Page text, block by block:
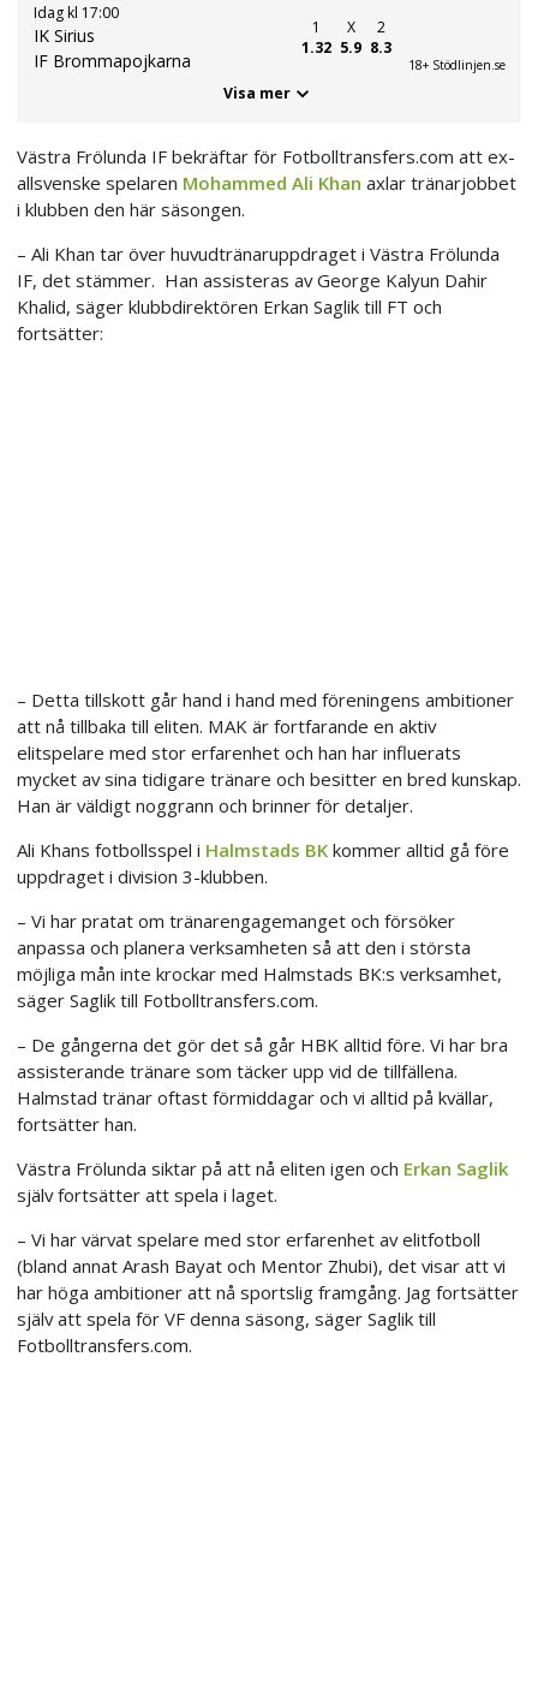
Idag kl 17:00
IK Sirius
IF Brommapojkarna
1
1.32
X
5.9
2
8.3
18+ Stödlinjen.se
Visa mer
Västra Frölunda IF bekräftar för Fotbolltransfers.com att ex-
allsvenske spelaren Mohammed Ali Khan axlar tränarjobbet
i klubben den här säsongen.
– Ali Khan tar över huvudtränaruppdraget i Västra Frölunda
IF, det stämmer. Han assisteras av George Kalyun Dahir
Khalid, säger klubbdirektören Erkan Saglik till FT och
fortsätter:
– Detta tillskott går hand i hand med föreningens ambitioner
att nå tillbaka till eliten. MAK är fortfarande en aktiv
elitspelare med stor erfarenhet och han har influerats
mycket av sina tidigare tränare och besitter en bred kunskap.
Han är väldigt noggrann och brinner för detaljer.
Ali Khans fotbollsspel i Halmstads BK kommer alltid gå före
uppdraget i division 3-klubben.
– Vi har pratat om tränarengagemanget och försöker
anpassa och planera verksamheten så att den i största
möjliga mån inte krockar med Halmstads BK:s verksamhet,
säger Saglik till Fotbolltransfers.com.
– De gångerna det gör det så går HBK alltid före. Vi har bra
assisterande tränare som täcker upp vid de tillfällena.
Halmstad tränar oftast förmiddagar och vi alltid på kvällar,
fortsätter han.
Västra Frölunda siktar på att nå eliten igen och Erkan Saglik
själv fortsätter att spela i laget.
– Vi har värvat spelare med stor erfarenhet av elitfotboll
(bland annat Arash Bayat och Mentor Zhubi), det visar att vi
har höga ambitioner att nå sportslig framgång. Jag fortsätter
själv att spela för VF denna säsong, säger Saglik till
Fotbolltransfers.com.